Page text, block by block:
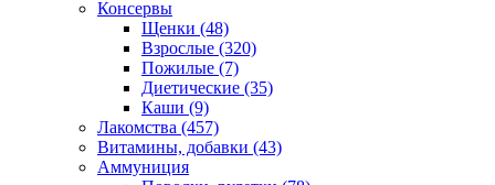
Консервы
Щенки (48)
Взрослые (320)
Пожилые (7)
Диетические (35)
Каши (9)
Лакомства (457)
Витамины, добавки (43)
Аммуниция